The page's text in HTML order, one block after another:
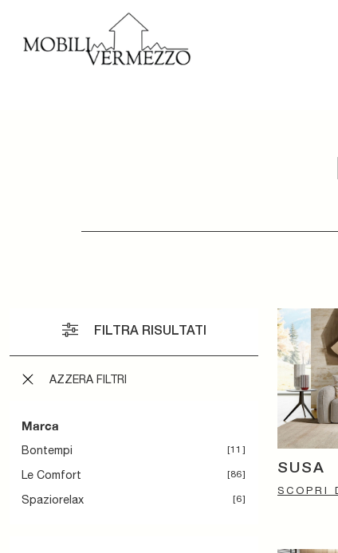
FILTRA RISULTATI
AZZERA FILTRI
Marca
Bontempi 11
Le Comfort 86
Spaziorelax 6
SUSA
SCOPRI